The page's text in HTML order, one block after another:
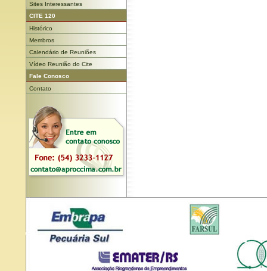
Sites Interessantes
CITE 120
Histórico
Membros
Calendário de Reuniões
Vídeo Reunião do Cite
Fale Conosco
Contato